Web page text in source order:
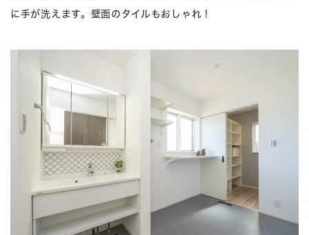
に手が洗えます。壁面のタイルもおしゃれ！